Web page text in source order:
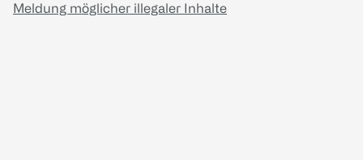
Meldung möglicher illegaler Inhalte